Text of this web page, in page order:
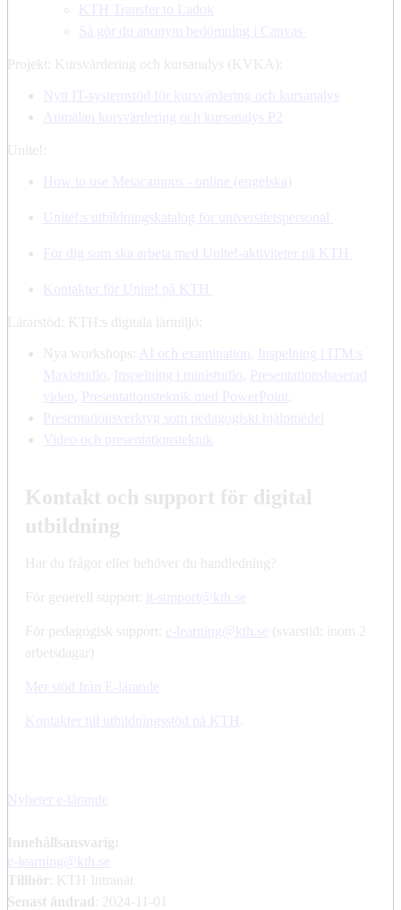
KTH Transfer to Ladok
Så gör du anonym bedömning i Canvas
Projekt: Kursvärdering och kursanalys (KVKA):
Nytt IT-systemstöd för kursvärdering och kursanalys
Anmälan kursvärdering och kursanalys P2
Unite!:
How to use Metacampus - online (engelska)
Unite!:s utbildningskatalog för universitetspersonal
För dig som ska arbeta med Unite!-aktiviteter på KTH
Kontakter för Unite! på KTH
Lärarstöd: KTH:s digitala lärmiljö:
Nya workshops: AI och examination
Inspelning i ITM:s
Maxistudio
Inspelning i ministudio
Presentationsbaserad
video
Presentationsteknik med PowerPoint
Presentationsverktyg som pedagogiskt hjälpmedel
Video och presentationsteknik
Kontakt och support för digital
utbildning
Har du frågor eller behöver du handledning?
För generell support: it-support@kth.se
För pedagogisk support: e-learning@kth.se (svarstid: inom 2
arbetsdagar)
Mer stöd från E-lärande
Kontakter till utbildningsstöd på KTH
Nyheter e-lärande
Innehållsansvarig:
e-learning@kth.se
Tillhör
: KTH Intranät
Senast ändrad
2024-11-01